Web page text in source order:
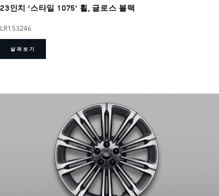
23인치 ‘스타일 1075’ 휠, 글로스 블랙
LR153246
살펴보기